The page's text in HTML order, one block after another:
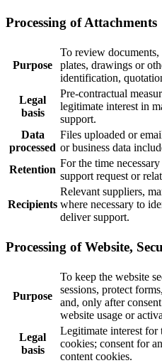
Processing of Attachments
Purpose
To review documents,
plates, drawings or
identification,
Legal
basis
Pre-contractual
legitimate interest in
support.
Data
processed
Files uploaded or
or business data
Retention
For the time
support request or
Recipients
Relevant suppliers,
where necessary to
deliver support.
Processing of Website,
Purpose
To keep the website
sessions, protect
and, only after
website usage or
Legal
basis
Legitimate interest for
cookies; consent for
content cookies.